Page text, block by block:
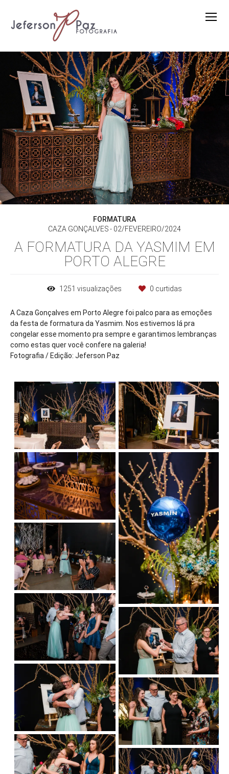
FORMATURA
CAZA GONÇALVES
02/FEVEREIRO/2024
A FORMATURA DA YASMIM EM
PORTO ALEGRE
1251 visualizações 0 curtidas
A Caza Gonçalves em Porto Alegre foi palco para as emoções
da festa de formatura da Yasmim. Nos estivemos lá pra
congelar esse momento pra sempre e garantimos lembranças
como estas quer você confere na galeria!
Fotografia / Edição: Jeferson Paz